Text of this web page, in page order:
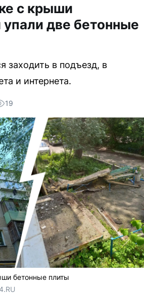
с крыши
упали две бетонные
заходить в подъезд, в
и интернета.
19
бетонные плиты